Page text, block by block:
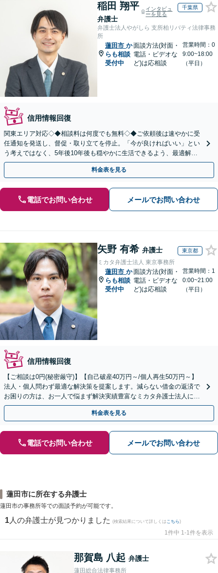
稲田 翔平
弁護士
インタビュ
ーを見る
千葉県
弁護士法人やがしら 支所柏リバティ法律事務
所
蓮田市 か
らも相談
受付中
面談方法(対面・
電話・ビデオな
ど)は応相談
営業時間：0
9:00~18:00
（平日）
信用情報回復
関東エリア対応◇◆相談料は何度でも無料◇◆ご依頼後は速やかに受
任通知を発送し、督促・取り立てを停止。「今が良ければいい」とい
う考えではなく、5年後10年後も穏やかに生活できるよう、最適解を
ご提案。借金問題は一人で抱え込まずご相談ください。
料金表を見る
電話でお問い合わせ メールでお問い合わせ
矢野 有希 弁護士 東京都
ミカタ弁護士法人 東京事務所
蓮田市 か
らも相談
受付中
面談方法(対面・
電話・ビデオな
ど)は応相談
営業時間：1
0:00~21:00
（平日）
信用情報回復
【ご相談は0円(秘密厳守)】【自己破産40万円～/個人再生50万円～】
法人・個人問わず最適な解決策を提案します。減らない借金の返済で
お困りの方は、お一人で悩まず解決実績豊富なミカタ弁護士法人にご
相談ください。
料金表を見る
電話でお問い合わせ メールでお問い合わせ
蓮田市に所在する弁護士
蓮田市の事務所等での面談予約が可能です。
1 人の弁護士が見つかりました (検索結果について詳しくは こちら)
1件中 1-1件を表示
那賀島 八起 弁護士
蓮田総合法律事務所